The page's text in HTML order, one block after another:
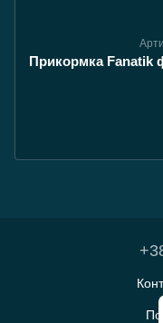
Прикормка Fanatik